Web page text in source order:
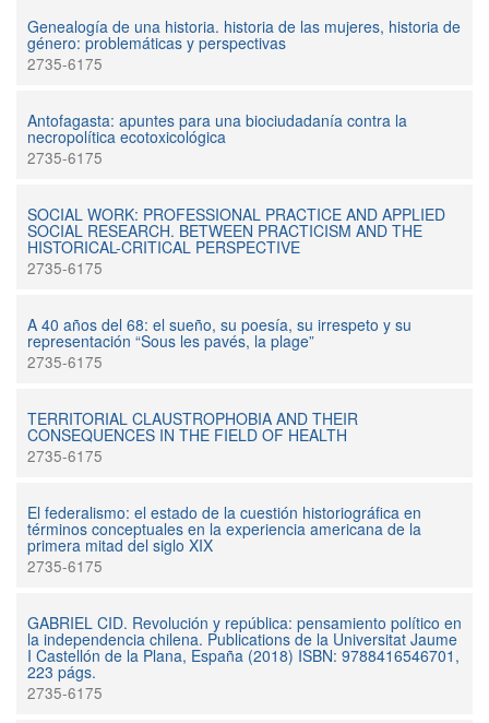
Genealogía de una historia. historia de las mujeres, historia de
género: problemáticas y perspectivas
2735-6175
Antofagasta: apuntes para una biociudadanía contra la
necropolítica ecotoxicológica
2735-6175
SOCIAL WORK: PROFESSIONAL PRACTICE AND APPLIED
SOCIAL RESEARCH. BETWEEN PRACTICISM AND THE
HISTORICAL-CRITICAL PERSPECTIVE
2735-6175
A 40 años del 68: el sueño, su poesía, su irrespeto y su
representación “Sous les pavés, la plage”
2735-6175
TERRITORIAL CLAUSTROPHOBIA AND THEIR
CONSEQUENCES IN THE FIELD OF HEALTH
2735-6175
El federalismo: el estado de la cuestión historiográfica en
términos conceptuales en la experiencia americana de la
primera mitad del siglo XIX
2735-6175
GABRIEL CID. Revolución y república: pensamiento político en
la independencia chilena. Publications de la Universitat Jaume
I Castellón de la Plana, España (2018) ISBN: 9788416546701,
223 págs.
2735-6175